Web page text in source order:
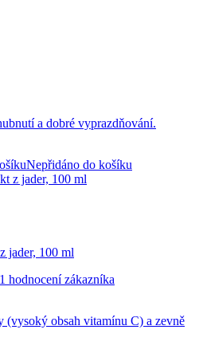
a dobré vyprazdňování.
Nepřidáno do košíku
jader, 100 ml
1 hodnocení zákazníka
(vysoký obsah vitamínu C) a zevně